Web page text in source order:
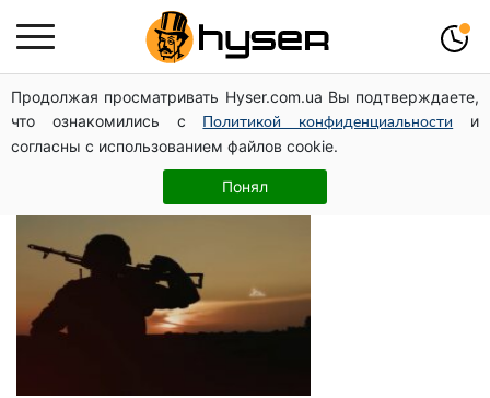
Продолжая просматривать Hyser.com.ua Вы подтверждаете,
что ознакомились с
Политикой конфиденциальности
и
согласны с использованием файлов cookie.
Понял
вооружение